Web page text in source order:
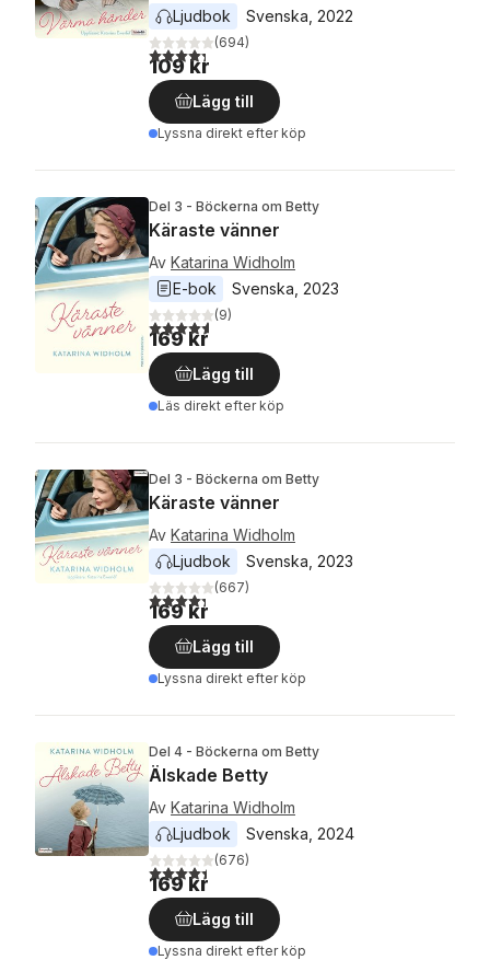
Ljudbok
Svenska 2022
4,3utav 5 stjärnor. Totalt antal röster:
(694)
109 kr
Lägg till
Lyssna direkt efter köp
Del 3 - Böckerna om Betty
Käraste vänner
Av Katarina Widholm
E-bok
Svenska 2023
4,6utav 5 stjärnor. Totalt antal röster:
(9)
169 kr
Lägg till
Läs direkt efter köp
Del 3 - Böckerna om Betty
Käraste vänner
Av Katarina Widholm
Ljudbok
Svenska 2023
4,3utav 5 stjärnor. Totalt antal röster:
(667)
169 kr
Lägg till
Lyssna direkt efter köp
Del 4 - Böckerna om Betty
Älskade Betty
Av Katarina Widholm
Ljudbok
Svenska 2024
4,4utav 5 stjärnor. Totalt antal röster:
(676)
169 kr
Lägg till
Lyssna direkt efter köp